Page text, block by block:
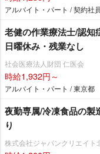
アルバイト・パート / 契約社
老健の作業療法士/認知
日曜休み・残業なし
社会医療法人財団 仁医会
時給1,932円～
アルバイト・パート / 東京都
夜勤専属/冷凍食品の製
り
株式会社ジャパンクリエイト